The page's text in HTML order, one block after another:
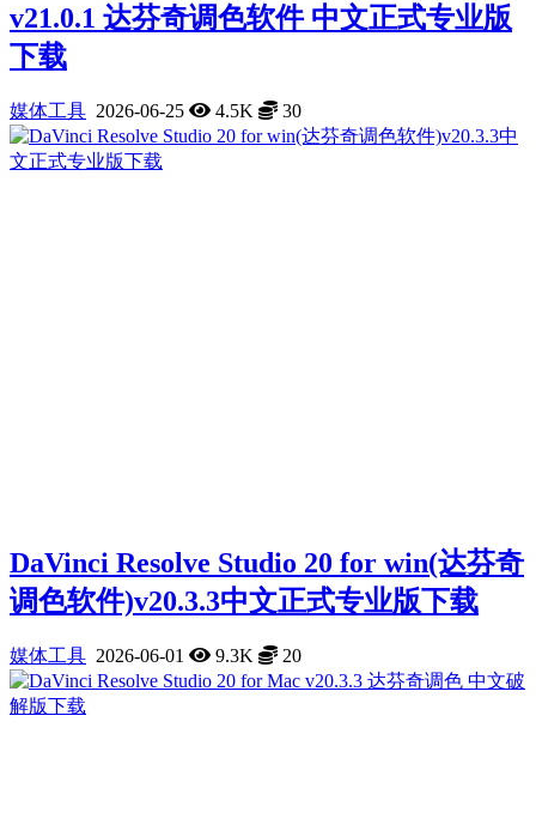
v21.0.1 达芬奇调色软件 中文正式专业版
下载
媒体工具 2026-06-25 4.5K 30
DaVinci Resolve Studio 20 for win(达芬奇
调色软件)v20.3.3中文正式专业版下载
媒体工具 2026-06-01 9.3K 20